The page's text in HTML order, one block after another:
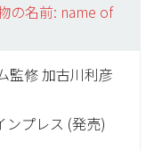
の名前: name of
監修 加古川利彦
ンプレス (発売)